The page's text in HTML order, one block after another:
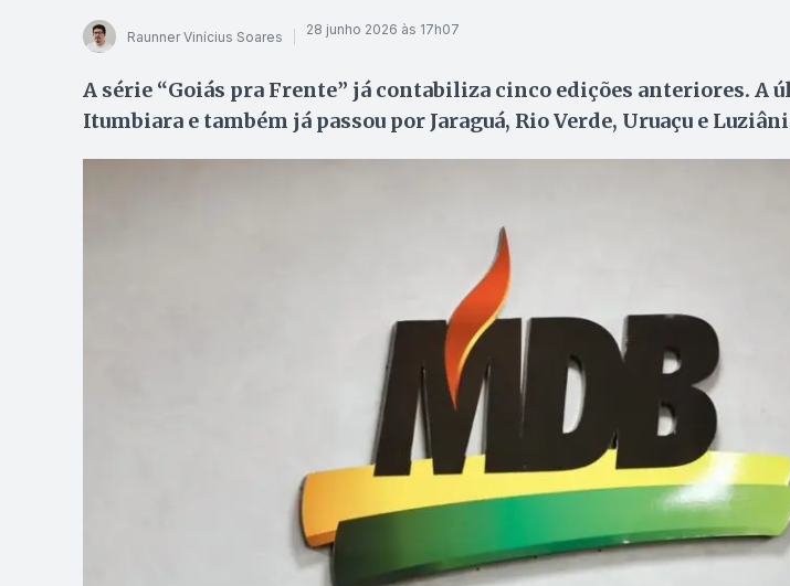
Raunner Vinícius Soares 28 junho 2026 às 17h07
A série “Goiás pra Frente” já contabiliza cinco edições anteriores. A
Itumbiara e também já passou por Jaraguá, Rio Verde, Uruaçu e